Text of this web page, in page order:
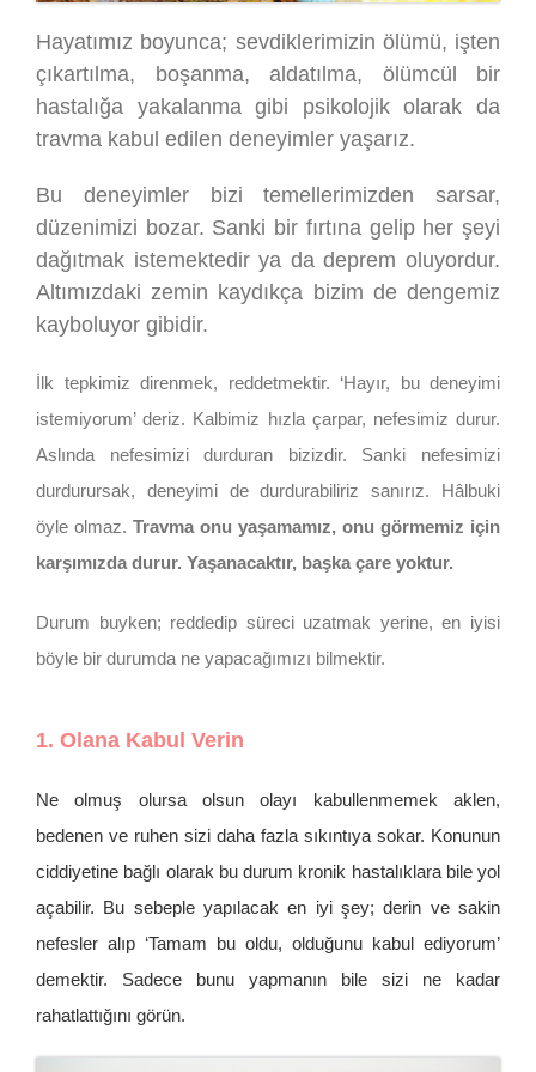
Hayatımız boyunca; sevdiklerimizin ölümü, işten
çıkartılma, boşanma, aldatılma, ölümcül bir
hastalığa yakalanma gibi psikolojik olarak da
travma kabul edilen deneyimler yaşarız.
Bu deneyimler bizi temellerimizden sarsar,
düzenimizi bozar. Sanki bir fırtına gelip her şeyi
dağıtmak istemektedir ya da deprem oluyordur.
Altımızdaki zemin kaydıkça bizim de dengemiz
kayboluyor gibidir.
İlk tepkimiz direnmek, reddetmektir. ‘Hayır, bu deneyimi
istemiyorum’ deriz. Kalbimiz hızla çarpar, nefesimiz durur.
Aslında nefesimizi durduran bizizdir. Sanki nefesimizi
durdurursak, deneyimi de durdurabiliriz sanırız. Hâlbuki
öyle olmaz. Travma onu yaşamamız, onu görmemiz için
karşımızda durur. Yaşanacaktır, başka çare yoktur.
Durum buyken; reddedip süreci uzatmak yerine, en iyisi
böyle bir durumda ne yapacağımızı bilmektir.
1. Olana Kabul Verin
Ne olmuş olursa olsun olayı kabullenmemek aklen,
bedenen ve ruhen sizi daha fazla sıkıntıya sokar. Konunun
ciddiyetine bağlı olarak bu durum kronik hastalıklara bile yol
açabilir. Bu sebeple yapılacak en iyi şey; derin ve sakin
nefesler alıp ‘Tamam bu oldu, olduğunu kabul ediyorum’
demektir. Sadece bunu yapmanın bile sizi ne kadar
rahatlattığını görün.